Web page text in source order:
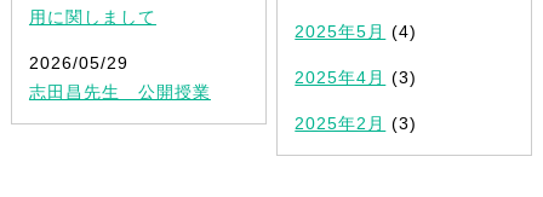
用に関しまして
2026/05/29
志田昌先生 公開授業
2025年5月 (4)
2025年4月 (3)
2025年2月 (3)